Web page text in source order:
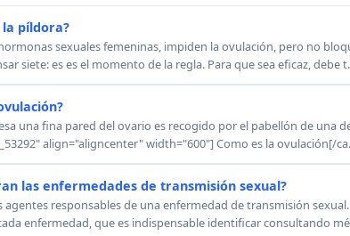
la píldora?
sexuales femeninas, impiden la ovulación, pero no
siete: es es el momento de la regla. Para que sea eficaz, debe
una fina pared del ovario es recogido por el pabellón de una
align="aligncenter" width="600"] Como es la ovulación[/
las enfermedades de transmisión sexual?
agentes responsables de una enfermedad de transmisión
enfermedad, que es indispensable identificar consultando